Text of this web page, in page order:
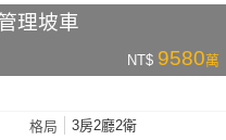
理坡車
NT$ 9580萬
格局
3房2廳2衛